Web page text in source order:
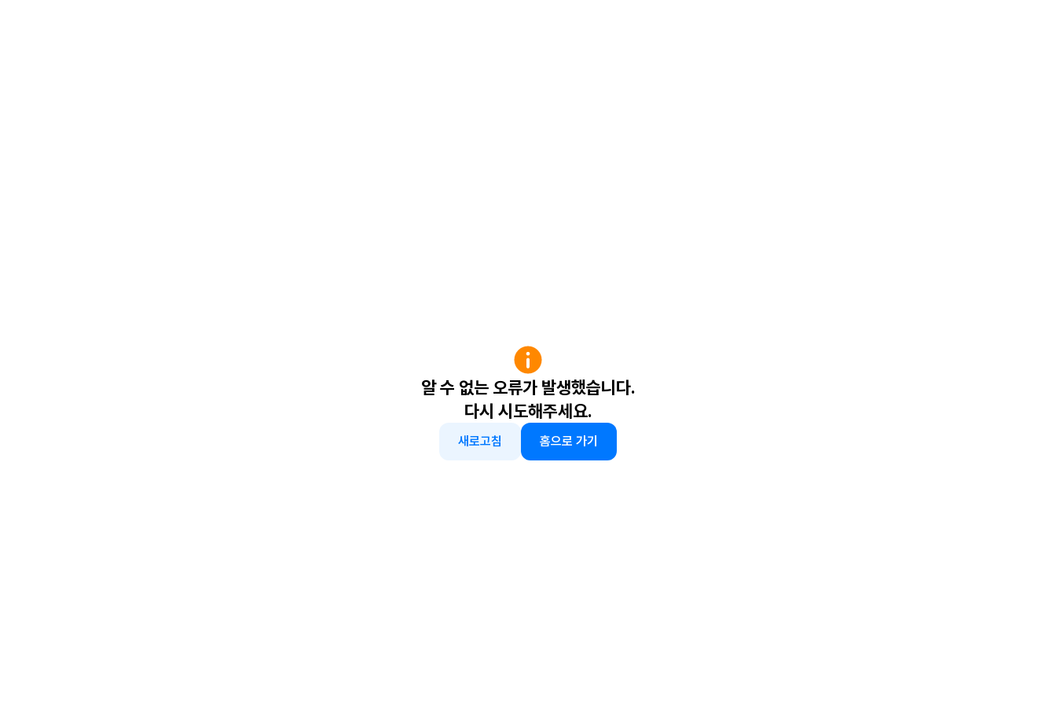
알 수 없는 오류가 발생했습니다.
다시 시도해주세요.
새로고침 홈으로 가기